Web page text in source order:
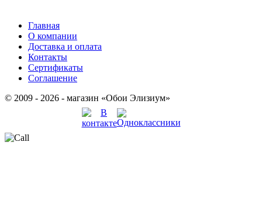
Главная
О компании
Доставка и оплата
Контакты
Сертификаты
Соглашение
© 2009 - 2026 - магазин «Обои Элизиум»